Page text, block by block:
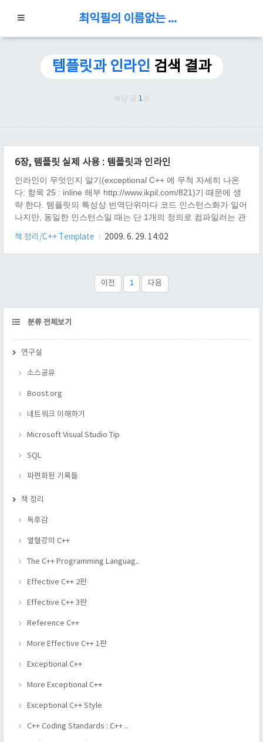
최익필의 이름없는 블로그
템플릿과 인라인 검색 결과
해당 글 1 건
6장, 템플릿 실제 사용 : 템플릿과 인라인
인라인이 무엇인지 알기(exceptional C++ 에 무척 자세히 나온
다: 항목 25 : inline 해부 http://www.ikpil.com/821)기 때문에 생
략 한다. 템플릿의 특성상 번역단위마다 코드 인스턴스화가 일어
나지만, 동일한 인스턴스일 때는 단 1개의 정의로 컴파일러는 관
나지 않는다. 일어 나는 컴파일러도 있다고 책에 적혀 있지만, 그
건 프로그래머 잘못이 아니다. .. 그러므로 프로그래머는 당장 컴
역단위마다 코드 인스턴스화가 일어 난다고 해서 자동으로 인라
인이 된다고 착각 할 수 있다. 이 착각은 인라인과 동일하게 번역
책 정리/C++ Template 2009. 6. 29. 14:02
이전 1 다음
CATEGORY
분류 전체보기
연구실
소스공유
Boost.org
네트워크 이해하기
Microsoft Visual Studio Tip
SQL
파편화된 기록들
책 정리
독후감
열혈강의 C++
The C++ Programming Languag..
Effective C++ 2판
Effective C++ 3판
Reference C++
More Effective C++ 1판
Exceptional C++
More Exceptional C++
Exceptional C++ Style
C++ Coding Standards : C++ ..